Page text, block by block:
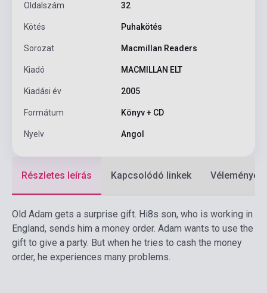
Oldalszám 32
Kötés Puhakötés
Sorozat Macmillan Readers
Kiadó MACMILLAN ELT
Kiadási év 2005
Formátum Könyv + CD
Nyelv Angol
Részletes leírás Kapcsolódó linkek Vélemények
Old Adam gets a surprise gift. Hi8s son, who is working in
England, sends him a money order. Adam wants to use the
gift to give a party. But when he tries to cash the money
order, he experiences many problems.